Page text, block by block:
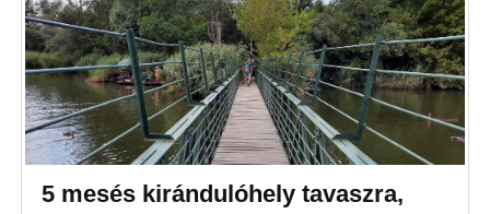
5 mesés kirándulóhely tavaszra,